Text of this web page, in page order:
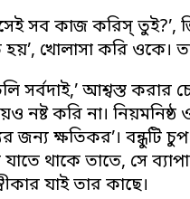
সব কাজ করিস্ তুই?’,
খোলাসা করি ওকে।
সর্বদাই,’ আশ্বস্ত
করি না।
জন্য ক্ষতিকর’।
তাতে, সে
যাই তার কাছে।